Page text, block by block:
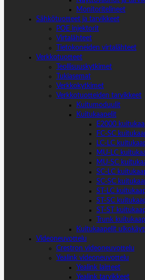
Monitoritelineet
Sähkötuotteet ja tarvikkeet
POE injektorit
Virtalähteet
Tietokoneiden virtalähteet
Verkkotuotteet
Teollisuuskytkimet
Tukiasemat
Verkkokytkimet
Verkkotuotteiden tarvikkeet
Kuitumoduulit
Kuitukaapelit
E2000
FC-SC
LC-LC
MU-LC
MU-SC
SC-LC
SC-SC
ST-LC
ST-SC
ST-ST
Trunk
Kuitukaapelit
Videoneuvottelu
Crestron videoneuvottelu
Yealink videoneuvottelu
Yealink laitteet
Yealink tarvikkeet